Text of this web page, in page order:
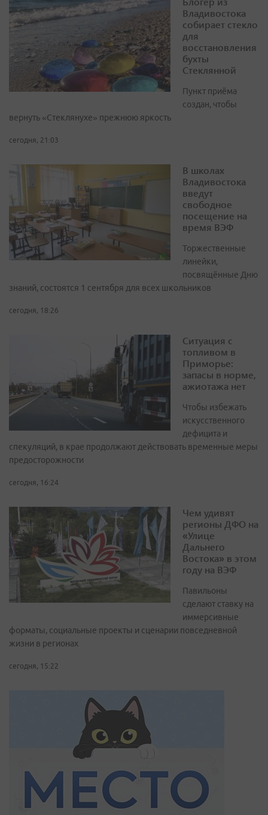
Владивостока
собирает стекло
для
восстановления
бухты
Стеклянной
Пункт приёма
создан, чтобы
вернуть «Стеклянухе» прежнюю яркость
сегодня, 21:03
В школах
Владивостока
введут
свободное
посещение на
время ВЭФ
Торжественные
линейки,
посвящённые Дню
знаний, состоятся 1 сентября для всех школьников
сегодня, 18:26
Ситуация с
топливом в
Приморье:
запасы в норме,
ажиотажа нет
Чтобы избежать
искусственного
дефицита и
спекуляций, в крае продолжают действовать временные меры
предосторожности
сегодня, 16:24
Чем удивят
регионы ДФО на
«Улице
Дальнего
Востока» в этом
году на ВЭФ
Павильоны
сделают ставку на
иммерсивные
форматы, социальные проекты и сценарии повседневной
жизни в регионах
сегодня, 15:22